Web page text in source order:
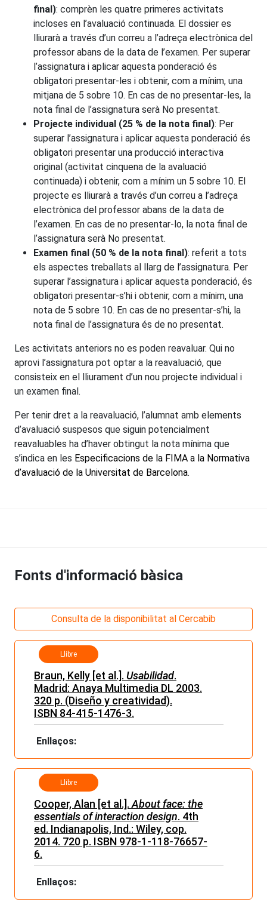
final): comprèn les quatre primeres activitats
incloses en l’avaluació continuada. El dossier es
lliurarà a través d’un correu a l’adreça electrònica del
professor abans de la data de l’examen. Per superar
l’assignatura i aplicar aquesta ponderació és
obligatori presentar-les i obtenir, com a mínim, una
mitjana de 5 sobre 10. En cas de no presentar-les, la
nota final de l’assignatura serà No presentat.
Projecte individual (25 % de la nota final): Per
superar l’assignatura i aplicar aquesta ponderació és
obligatori presentar una producció interactiva
original (activitat cinquena de la avaluació
continuada) i obtenir, com a mínim un 5 sobre 10. El
projecte es lliurarà a través d’un correu a l’adreça
electrònica del professor abans de la data de
l’examen. En cas de no presentar-lo, la nota final de
l’assignatura serà No presentat.
Examen final (50 % de la nota final): referit a tots
els aspectes treballats al llarg de l’assignatura. Per
superar l’assignatura i aplicar aquesta ponderació, és
obligatori presentar-s’hi i obtenir, com a mínim, una
nota de 5 sobre 10. En cas de no presentar-s’hi, la
nota final de l’assignatura és de no presentat.
Les activitats anteriors no es poden reavaluar. Qui no
aprovi l’assignatura pot optar a la reavaluació, que
consisteix en el lliurament d’un nou projecte individual i
un examen final.
Per tenir dret a la reavaluació, l’alumnat amb elements
d’avaluació suspesos que siguin potencialment
reavaluables ha d’haver obtingut la nota mínima que
s’indica en les Especificacions de la FIMA a la Normativa
d’avaluació de la Universitat de Barcelona.
Fonts d'informació bàsica
Consulta de la disponibilitat al Cercabib
Llibre
Braun, Kelly [et al.]. Usabilidad.
Madrid: Anaya Multimedia DL 2003.
320 p. (Diseño y creatividad).
ISBN 84-415-1476-3.
Enllaços:
Llibre
Cooper, Alan [et al.]. About face: the
essentials of interaction design. 4th
ed. Indianapolis, Ind.: Wiley, cop.
2014. 720 p. ISBN 978-1-118-76657-
6.
Enllaços: